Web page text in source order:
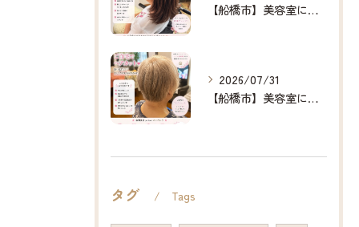
【船橋市】美容室に行けない…をなくしたい✂️✨
2026/07/31
【船橋市】美容室に行けない…をなくしたい✂️✨
タグ Tags